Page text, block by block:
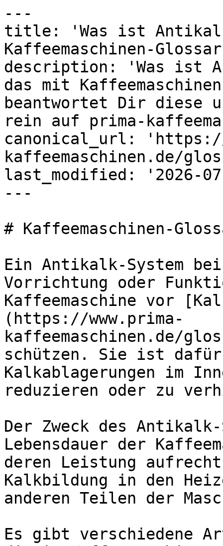
---
title: 'Was ist
Kaffeemaschinen-
description: 'Was ist
das mit
beantwortet Dir diese
rein auf prima-
canonical_url: 'https://
kaffeemaschinen.de/
last_modified: '2026-
---
# Kaffeemaschinen-
Ein Antikalk-System
Vorrichtung oder
Kaffeemaschine vor
(https://www.prima-
kaffeemaschinen.de/
schützen. Sie ist
Kalkablagerungen im
reduzieren oder zu
Der Zweck des
Lebensdauer der
deren Leistung
Kalkbildung in den
anderen Teilen der
Es gibt verschiedene